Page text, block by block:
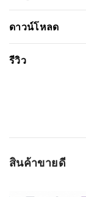
เครื่องพิมพ์บา
Barcode
ความยาวในการ
ดาวน์โหลด
รีวิว
WRITE A REVIEW
สินค้าขายดี